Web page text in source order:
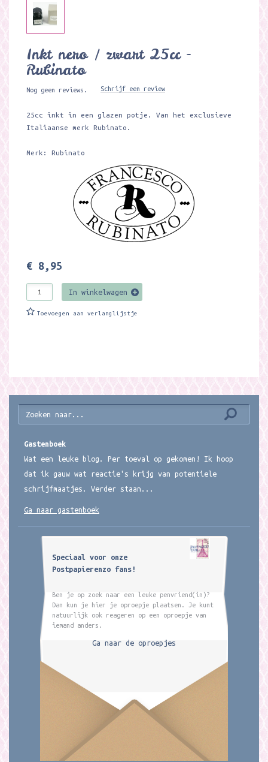
Inkt nero / zwart 25cc -
Rubinato
Nog geen reviews. Schrijf een review
25cc inkt in een glazen potje. Van het exclusieve
Italiaanse merk Rubinato.
Merk: Rubinato
€ 8,95
In winkelwagen
Toevoegen aan verlanglijstje
Gastenboek
Wat een leuke blog. Per toeval op gekomen! Ik hoop
dat ik gauw wat reactie's krijg van potentiele
schrijfmaatjes. Verder staan...
Ga naar gastenboek
Speciaal voor onze
Postpapierenzo fans!
Ben je op zoek naar een leuke penvriend(in)?
Dan kun je hier je oproepje plaatsen. Je kunt
natuurlijk ook reageren op een oproepje van
iemand anders.
Ga naar de oproepjes